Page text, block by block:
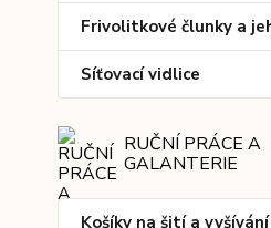
Frivolitkové člunky a
Síťovací vidlice
RUČNÍ PRÁCE A
GALANTERIE
Košíky na šití a vyšívání